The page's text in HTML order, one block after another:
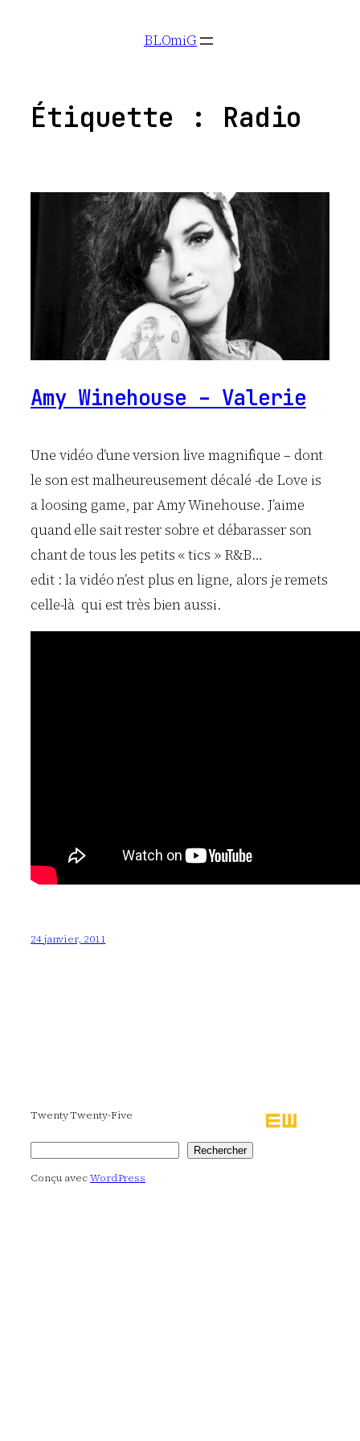
BLOmiG
Étiquette : Radio
Amy Winehouse – Valerie
Une vidéo d’une version live magnifique – dont
le son est malheureusement décalé -de Love is
a loosing game, par Amy Winehouse. J’aime
quand elle sait rester sobre et débarasser son
chant de tous les petits « tics » R&B…
edit : la vidéo n’est plus en ligne, alors je remets
celle-là qui est très bien aussi.
24 janvier, 2011
Twenty Twenty-Five
Rechercher Rechercher
Conçu avecWordPress